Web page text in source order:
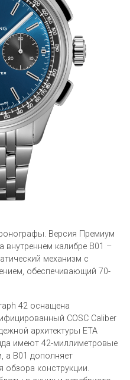
Версия Премиум
внутреннем калибре B01 –
механизм с
обеспечивающий 70-
42 оснащена
COSC Caliber
архитектуры ETA
имеют 42-миллиметровые
а B01 дополняет
конструкции.